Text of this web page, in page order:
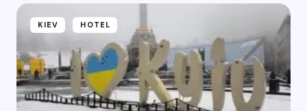
KIEV HOTEL